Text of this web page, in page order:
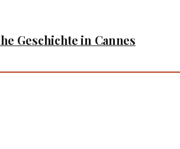
Geschichte in Cannes